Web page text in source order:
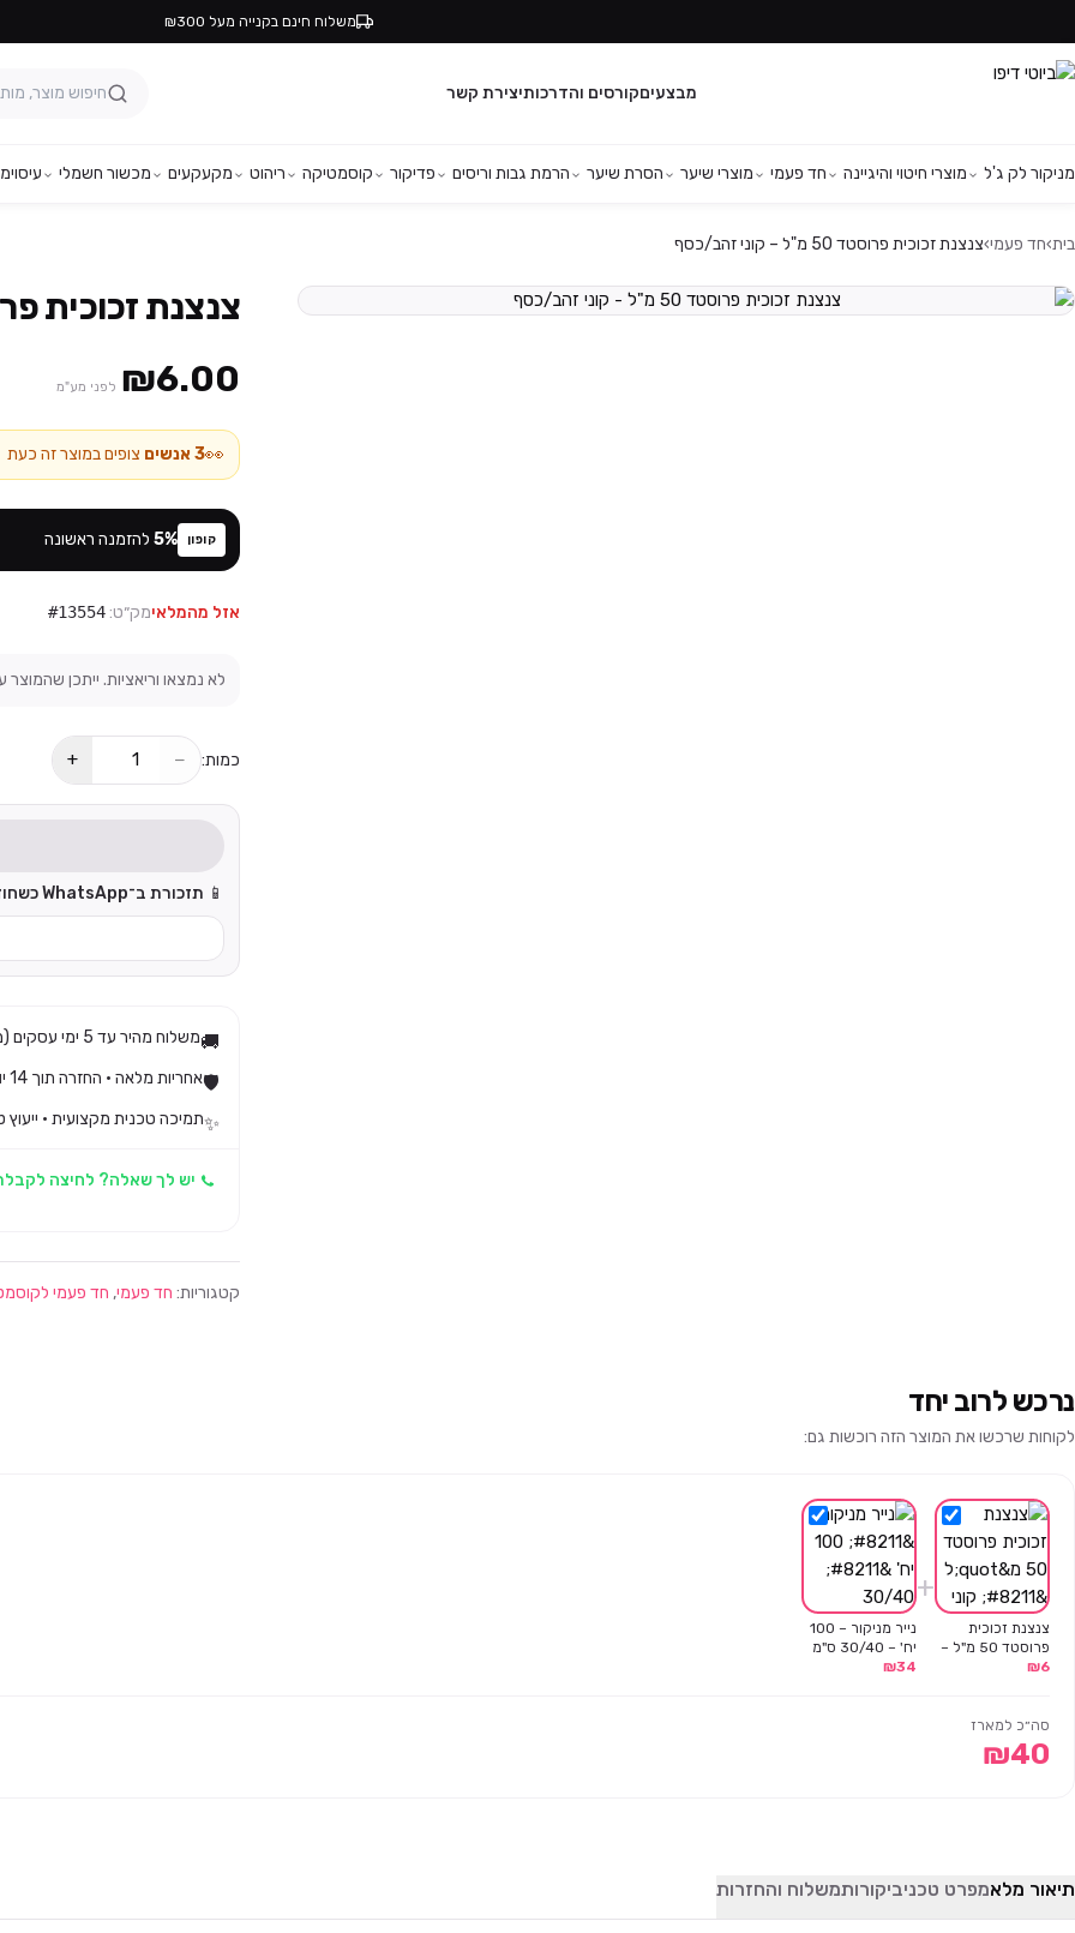
משלוח חינם בקנייה מעל ₪300
מבצעיםקורסים והדרכותיצירת קשר
מניקור לק ג'ל מוצרי חיטוי והיגיינה חד פעמי מוצרי שיער הסרת שיער הרמת גבות וריסים פדיקור קוסמטיקה ריהוט מקעקעים מכשור חשמלי עיסוי
בית›חד פעמי›צנצנת זכוכית פרוסטד 50 מ"ל – קוני זהב/כסף
צנצנת זכוכית פרוסטד 50 מ"ל –
₪6.00 לפני מע"מ
👀
3אנשים צופים במוצר זה כעת
קופון 5% להזמנה ראשונה
אזל מהמלאימק״ט:#13554
לא נמצאו וריאציות. ייתכן
כמות: −
+
📱 תזכורת ב־WhatsApp כשחוזר למלאי:
🚚משלוח מהיר עד 5 ימי עסקים (מגיע בד״כ עד 3)
🛡️אחריות מלאה · החזרה תוך 14 יום לפי חוק הגנת הצרכן
✨תמיכה טכנית מקצועית · ייעוץ
יש לך שאלה? לחיצה
קטגוריות: חד פעמי, חד פעמי
נרכש לרוב יחד
לקוחות שרכשו את המוצר הזה רוכשות גם:
צנצנת זכוכית
פרוסטד 50 מ"ל –
קוני זהב/כסף
₪6
+
נייר מניקור – 100
יח' – 30/40 ס"מ
₪34
סה״כ למארז
₪40
תיאור מלאמפרט טכניביקורותמשלוח והחזרות